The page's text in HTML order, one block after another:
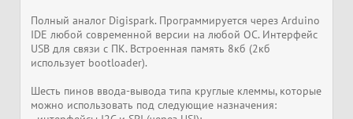
Полный аналог Digispark. Программируется через Arduino
IDE любой современной версии на любой ОС. Интерфейс
USB для связи с ПК. Встроенная память 8кб (2кб
использует bootloader).
Шесть пинов ввода-вывода типа круглые клеммы, которые
можно использовать под следующие назначения: